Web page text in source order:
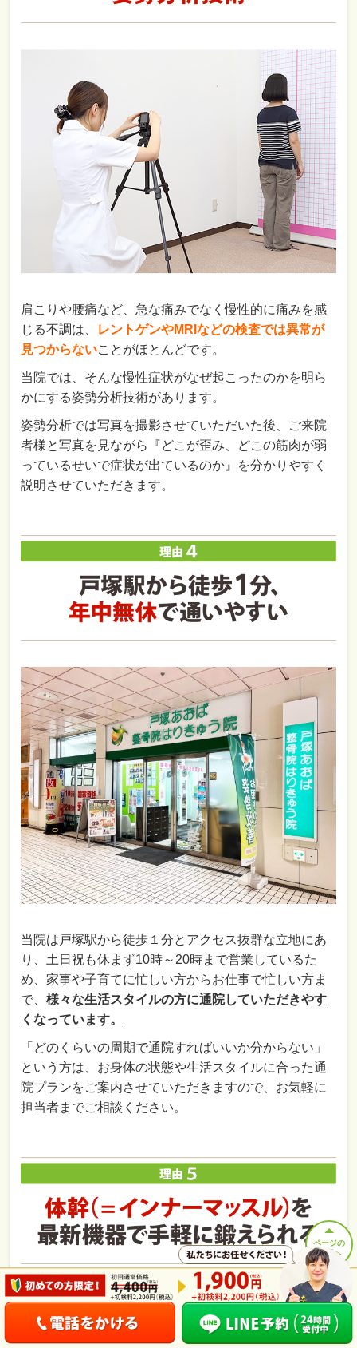
肩こりや腰痛など、急な痛みでなく慢性的に痛みを感
じる不調は、
レントゲンやMRIなどの検査では異常が
見つからないことがほとんどです。
当院では、そんな慢性症状がなぜ起こったのかを明ら
かにする姿勢分析技術があります。
姿勢分析では写真を撮影させていただいた後、ご来院
者様と写真を見ながら『どこが歪み、どこの筋肉が弱
っているせいで症状が出ているのか』を分かりやすく
説明させていただきます。
当院は戸塚駅から徒歩１分とアクセス抜群な立地にあ
り、土日祝も休まず10時～20時まで営業しているた
め、家事や子育てに忙しい方からお仕事で忙しい方ま
で、様々な生活スタイルの方に通院していただきやす
くなっています。
「どのくらいの周期で通院すればいいか分からない」
という方は、お身体の状態や生活スタイルに合った通
院プランをご案内させていただきますので、お気軽に
担当者までご相談ください。
ページの
先頭へ